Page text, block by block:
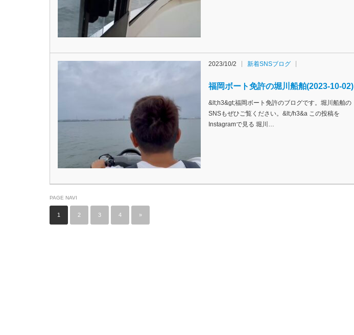
2023/10/2 新着SNSブログ
福岡ボート免許の堀川船舶(2023-10-02)
&lt;h3&gt;福岡ボート免許のブログです。堀川船舶の
SNSもぜひご覧ください。&lt;/h3&a この投稿を
Instagramで見る 堀川…
PAGE NAVI
1 2 3 4 »